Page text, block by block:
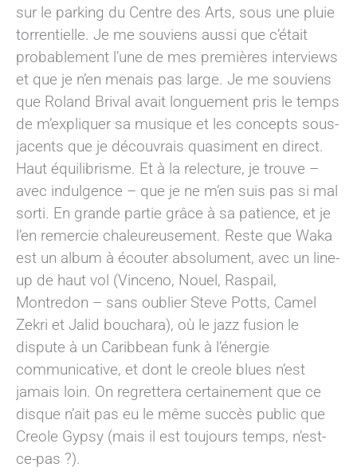
sur le parking du Centre des Arts, sous une pluie
torrentielle. Je me souviens aussi que c’était
probablement l’une de mes premières interviews
et que je n’en menais pas large. Je me souviens
que Roland Brival avait longuement pris le temps
de m’expliquer sa musique et les concepts sous-
jacents que je découvrais quasiment en direct.
Haut équilibrisme. Et à la relecture, je trouve –
avec indulgence – que je ne m’en suis pas si mal
sorti. En grande partie grâce à sa patience, et je
l’en remercie chaleureusement. Reste que Waka
est un album à écouter absolument, avec un line-
up de haut vol (Vinceno, Nouel, Raspail,
Montredon – sans oublier Steve Potts, Camel
Zekri et Jalid bouchara), où le jazz fusion le
dispute à un Caribbean funk à l’énergie
communicative, et dont le creole blues n’est
jamais loin. On regrettera certainement que ce
disque n’ait pas eu le même succès public que
Creole Gypsy (mais il est toujours temps, n’est-
ce-pas ?).